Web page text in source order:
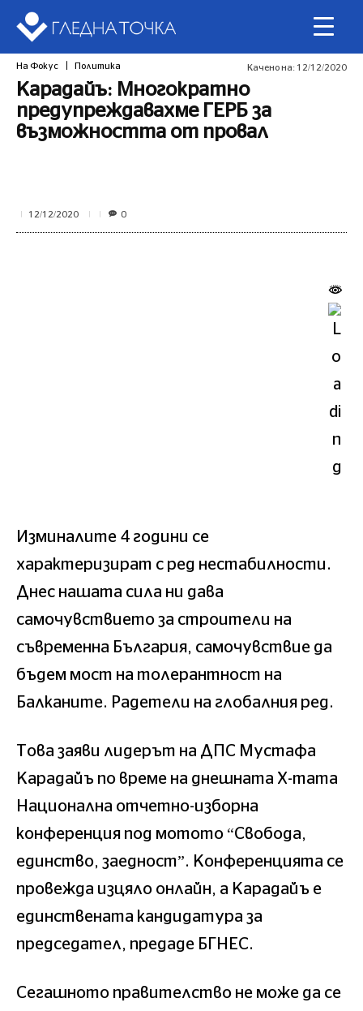
На Фокус Политика Качено на: 12/12/2020
Карадайъ: Многократно
предупреждавахме ГЕРБ за
възможността от провал
12/12/2020 0
Изминалите 4 години се
характеризират с ред нестабилности.
Днес нашата сила ни дава
самочувствието за строители на
съвременна България, самочувствие да
бъдем мост на толерантност на
Балканите. Радетели на глобалния ред.
Това заяви лидерът на ДПС Мустафа
Карадайъ по време на днешната Х-тата
Национална отчетно-изборна
конференция под мотото “Свобода,
единство, заедност”. Конференцията се
провежда изцяло онлайн, а Карадайъ е
единствената кандидатура за
председател, предаде БГНЕС.
Сегашното правителство не може да се